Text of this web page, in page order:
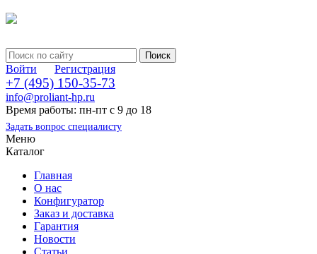
Войти Регистрация
+7 (495) 150-35-73
info@proliant-hp.ru
Время работы: пн-пт с 9 до 18
Задать вопрос специалисту
Меню
Каталог
Главная
О нас
Конфигуратор
Заказ и доставка
Гарантия
Новости
Статьи